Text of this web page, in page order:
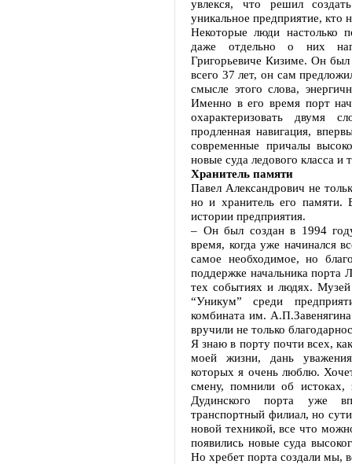
увлекся, что решил
уникальное предприятие, кто
Некоторые люди настолько
даже отдельно о них
Григорьевиче Кизиме. Он
всего 37 лет, он сам
смысле этого слова,
Именно в его время порт
охарактеризовать двумя
продленная навигация,
современные причалы
новые суда ледового класса и
Хранитель памяти
Павел Александрович не
но и хранитель его памяти.
истории предприятия.
– Он был создан в 1994
время, когда уже начинался
самое необходимое, но
поддержке начальника порта
тех событиях и людях.
“Уникум” среди
комбината им.
вручили не только
Я знаю в порту почти всех,
моей жизни, дань уважения
которых я очень люблю.
смену, помнили об истоках,
Дудинского порта уже
транспортный филиал, но
новой техникой, все что
появились новые суда
Но хребет порта создали мы,